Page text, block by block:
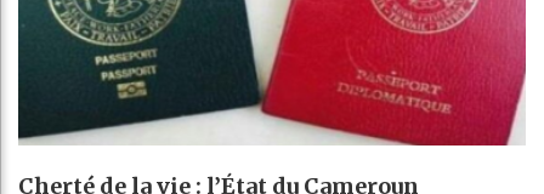
Cherté de la vie : l’État du Cameroun